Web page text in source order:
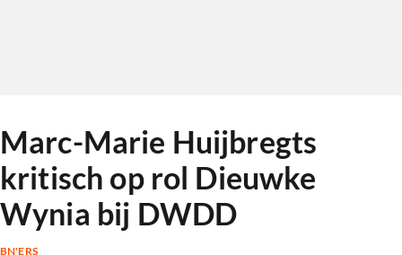
Marc-Marie Huijbregts
kritisch op rol Dieuwke
Wynia bij DWDD
BN'ERS